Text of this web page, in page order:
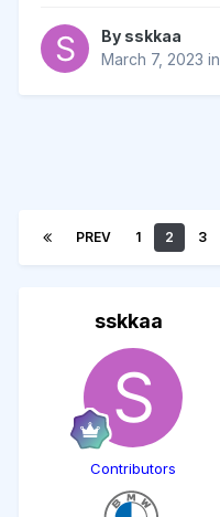
By sskkaa
March 7, 2023 in
PREV 1 2 3
sskkaa
Contributors